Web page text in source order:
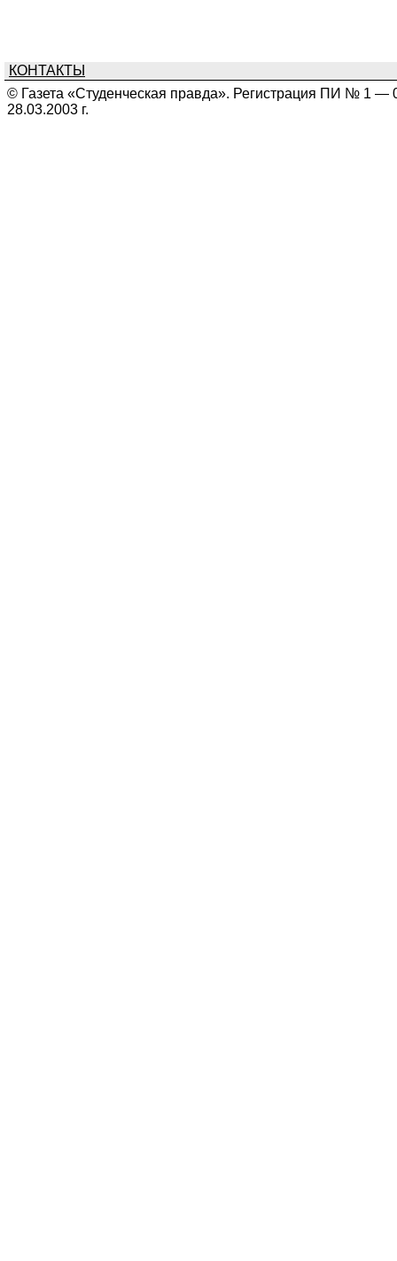
КОНТАКТЫ
© Газета «Студенческая правда». Регистрация ПИ № 1 —
28.03.2003 г.